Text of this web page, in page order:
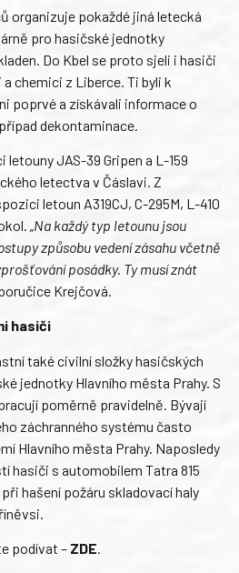
organizuje pokaždé jiná letecká
pro hasičské jednotky
Do Kbel se proto sjeli i hasiči
chemici z Liberce. Ti byli k
poprvé a získávali informace o
dekontaminace.
letouny JAS-39 Gripen a L-159
letectva v Čáslavi. Z
letoun A319CJ, C-295M, L-410
„Na každý typ letounu jsou
způsobu vedení zásahu včetně
posádky. Ty musí znát
Krejčová.
hasiči
také civilní složky hasičských
jednotky Hlavního města Prahy. S
poměrně pravidelně. Bývají
záchranného systému často
Hlavního města Prahy. Naposledy
hasiči s automobilem Tatra 815
hašení požáru skladovací haly
podívat – ZDE.